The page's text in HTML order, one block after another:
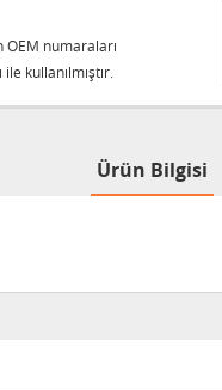
OEM numaraları
kullanılmıştır.
Ürün Bilgisi